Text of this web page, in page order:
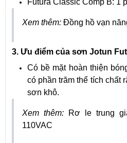
Futura Classic Comp B: 1
Xem thêm: Đồng hồ vạn
3. Ưu điểm của sơn Jotun
Có bề mặt hoàn thiện
có phần trăm thể tích chất
sơn khô.
Xem thêm:
Rơ le trung
110VAC